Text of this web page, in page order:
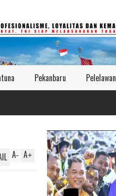
Pekanbaru Pelelawan
A+
A-